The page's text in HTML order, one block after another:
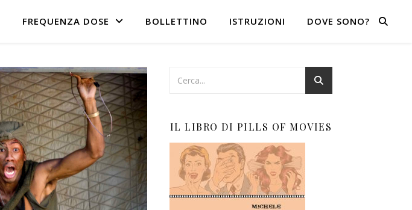
FREQUENZA DOSE BOLLETTINO ISTRUZIONI DOVE SONO?
IL LIBRO DI PILLS OF MOVIES